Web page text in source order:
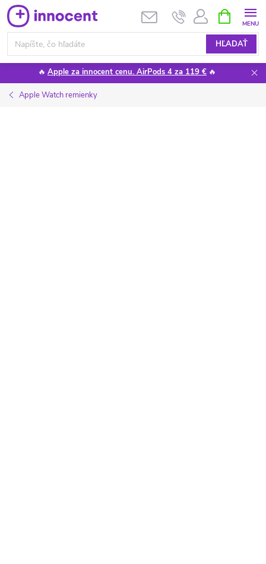
Prejsť
na
obsah
HĽADAŤ
KOŠÍK
🔥 Apple za innocent cenu. AirPods 4 za 119 € 🔥
Apple Watch remienky